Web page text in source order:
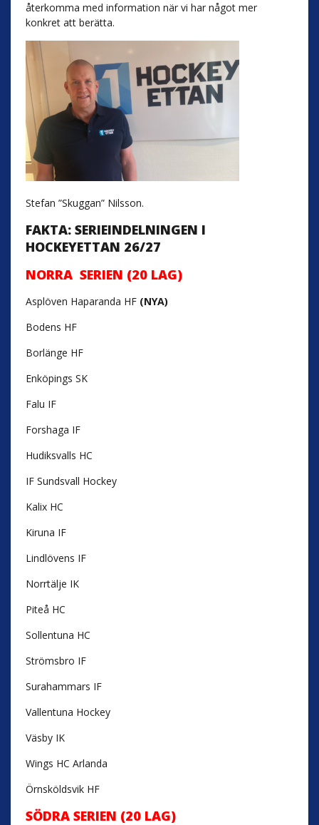
återkomma med information när vi har något mer
konkret att berätta.
Stefan ”Skuggan” Nilsson.
FAKTA: SERIEINDELNINGEN I
HOCKEYETTAN 26/27
NORRA SERIEN (20 LAG)
Asplöven Haparanda HF (NYA)
Bodens HF
Borlänge HF
Enköpings SK
Falu IF
Forshaga IF
Hudiksvalls HC
IF Sundsvall Hockey
Kalix HC
Kiruna IF
Lindlövens IF
Norrtälje IK
Piteå HC
Sollentuna HC
Strömsbro IF
Surahammars IF
Vallentuna Hockey
Väsby IK
Wings HC Arlanda
Örnsköldsvik HF
SÖDRA SERIEN (20 LAG)